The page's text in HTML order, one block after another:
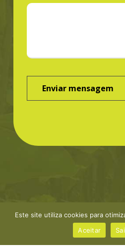
©Greenbond | site por
Este site utiliza cookies para
Aceitar